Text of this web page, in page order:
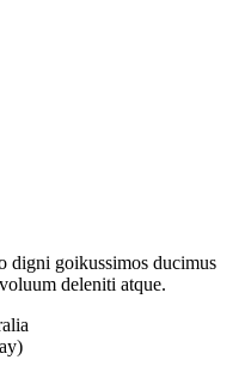
digni goikussimos ducimus
deleniti atque.